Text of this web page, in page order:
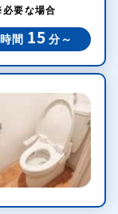
要な場合
間 15 分～